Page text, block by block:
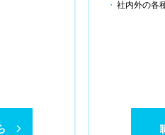
社内外の各